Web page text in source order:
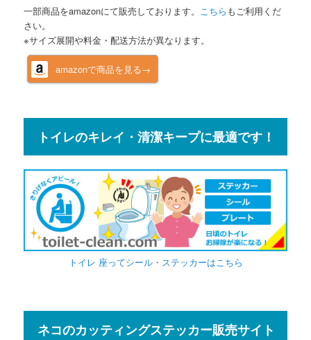
一部商品をamazonにて販売しております。 こちら もご利用くだ
さい。
※サイズ展開や料金・配送方法が異なります。
amazonで商品を見る→
トイレのキレイ・清潔キープに最適です！
トイレ 座ってシール・ステッカーはこちら
ネコのカッティングステッカー販売サイト